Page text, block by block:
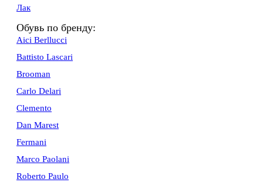
Лак
Обувь по бренду:
Aici Berllucci
Battisto Lascari
Brooman
Carlo Delari
Clemento
Dan Marest
Fermani
Marco Paolani
Roberto Paulo